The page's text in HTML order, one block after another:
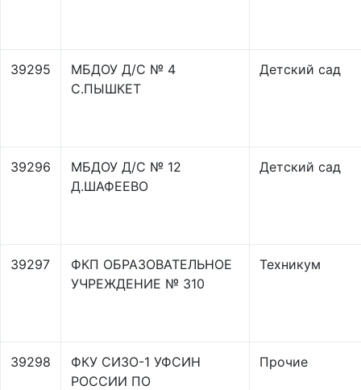
39295
МБДОУ Д/С № 4
С.ПЫШКЕТ
Детский сад
39296
МБДОУ Д/С № 12
Д.ШАФЕЕВО
Детский сад
39297
ФКП ОБРАЗОВАТЕЛЬНОЕ
УЧРЕЖДЕНИЕ № 310
Техникум
39298
ФКУ СИЗО-1 УФСИН
РОССИИ ПО
Прочие